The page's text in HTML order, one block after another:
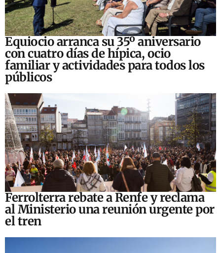
Equiocio arranca su 35º aniversario
con cuatro días de hípica, ocio
familiar y actividades para todos los
públicos
Ferrolterra rebate a Renfe y reclama
al Ministerio una reunión urgente por
el tren